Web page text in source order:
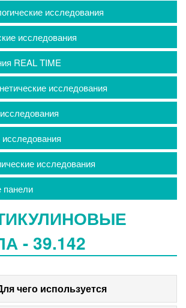
исследования
исследования
REAL TIME
исследования
исследования
исследования
панели
- 39.142
чего используется